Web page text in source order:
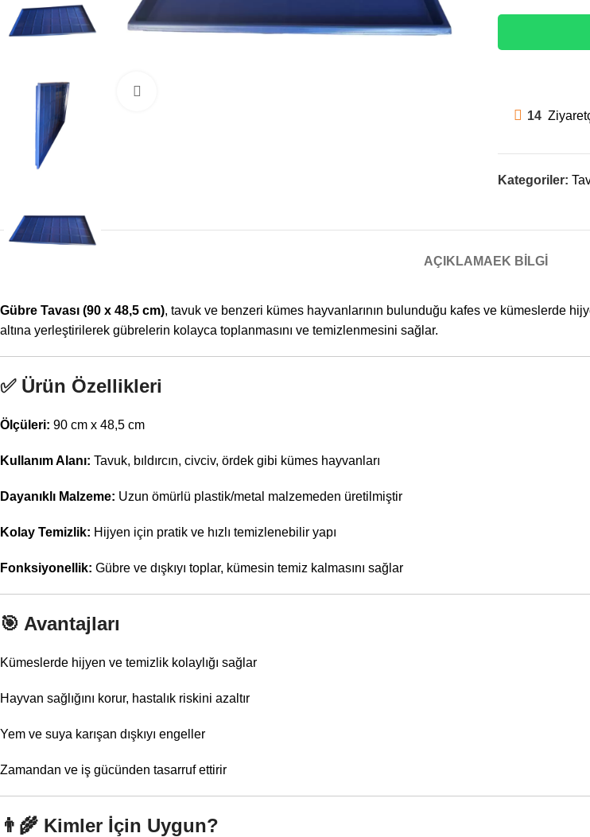
14
Kategoriler:
AÇIKLAMA EK BILGI
Gübre Tavası (90 x 48,5 cm), tavuk ve benzeri kümes hayvanlarının bulunduğu kafes ve kümeslerde
altına yerleştirilerek gübrelerin kolayca toplanmasını ve temizlenmesini sağlar.
✅ Ürün Özellikleri
Ölçüleri: 90 cm x 48,5 cm
Kullanım Alanı: Tavuk, bıldırcın, civciv, ördek gibi kümes hayvanları
Dayanıklı Malzeme: Uzun ömürlü plastik/metal malzemeden üretilmiştir
Kolay Temizlik: Hijyen için pratik ve hızlı temizlenebilir yapı
Fonksiyonellik: Gübre ve dışkıyı toplar, kümesin temiz kalmasını sağlar
🎯 Avantajları
Kümeslerde hijyen ve temizlik kolaylığı sağlar
Hayvan sağlığını korur, hastalık riskini azaltır
Yem ve suya karışan dışkıyı engeller
Zamandan ve iş gücünden tasarruf ettirir
👨‍🌾 Kimler İçin Uygun?